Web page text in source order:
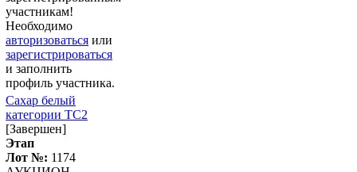
участникам!
Необходимо
авторизоваться или
зарегистрироваться
и заполнить
профиль участника.
Сахар белый
категории ТС2
[Завершен]
Этап
Лот №: 1174